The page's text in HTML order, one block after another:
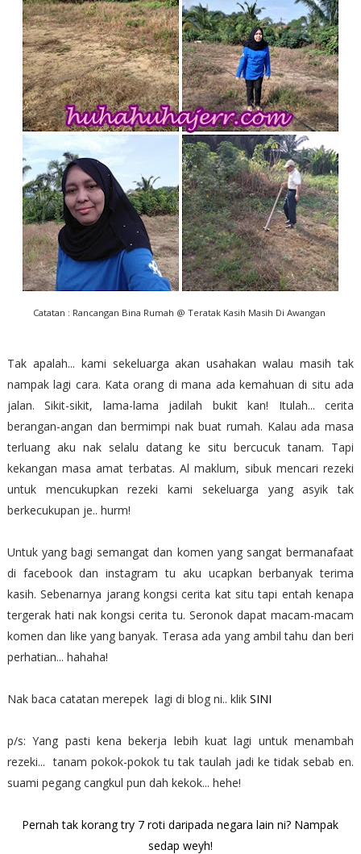
Catatan : Rancangan Bina Rumah @ Teratak Kasih Masih Di Awangan
Tak apalah... kami sekeluarga akan usahakan walau masih tak
nampak lagi cara. Kata orang di mana ada kemahuan di situ ada
jalan. Sikit-sikit, lama-lama jadilah bukit kan! Itulah... cerita
berangan-angan dan bermimpi nak buat rumah. Kalau ada masa
terluang aku nak selalu datang ke situ bercucuk tanam. Tapi
kekangan masa amat terbatas. Al maklum, sibuk mencari rezeki
untuk mencukupkan rezeki kami sekeluarga yang asyik tak
berkecukupan je.. hurm!
Untuk yang bagi semangat dan komen yang sangat bermanafaat
di facebook dan instagram tu aku ucapkan berbanyak terima
kasih. Sebenarnya jarang kongsi cerita kat situ tapi entah kenapa
tergerak hati nak kongsi cerita tu. Seronok dapat macam-macam
komen dan like yang banyak. Terasa ada yang ambil tahu dan beri
perhatian... hahaha!
Nak baca catatan merepek lagi di blog ni.. klik SINI
p/s: Yang pasti kena bekerja lebih kuat lagi untuk menambah
rezeki... tanam pokok-pokok tu tak taulah jadi ke tidak sebab en.
suami pegang cangkul pun dah kekok... hehe!
Pernah tak korang try 7 roti daripada negara lain ni? Nampak
sedap weyh!